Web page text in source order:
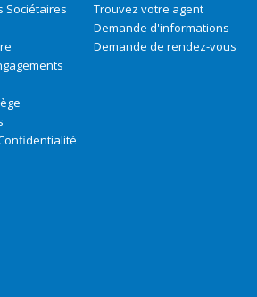
Sociétaires
Trouvez votre agent
Demande d'informations
Demande de rendez-vous